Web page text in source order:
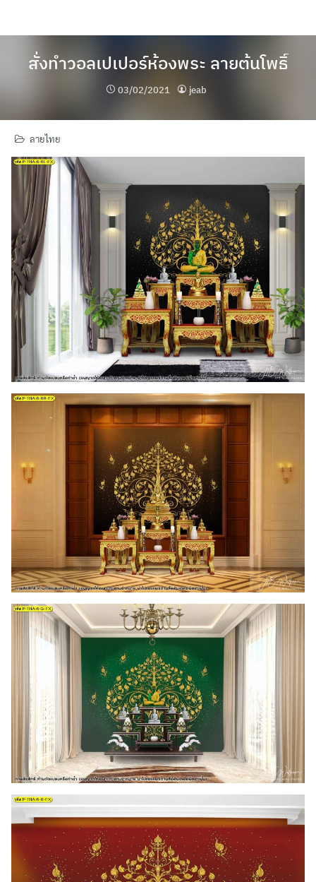
Search
for:
สั่งทำวอลเปเปอร์ห้องพระ ลายต้นโพธิ์
03/02/2021 jeab
ลายไทย